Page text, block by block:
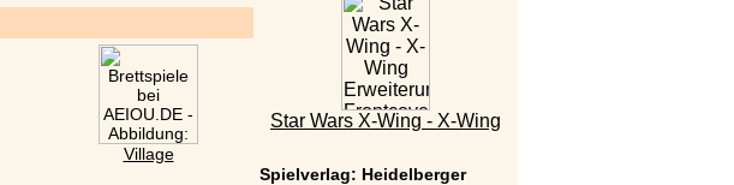
Star Wars X-Wing - X-Wing
Spielverlag: Heidelberger
Village